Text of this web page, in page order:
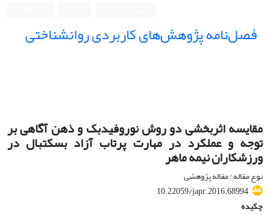
فصل‌نامه پژوهش‌های کاربردی روانشناختی
مقایسه اثربخشی دو روش نوروفیدبک و ذهن آگاهی بر
توجه و عملکرد در مهارت پرتاب آزاد بسکتبال در
ورزشکاران نیمه ماهر
نوع مقاله : مقاله پژوهشی
10.22059/japr.2016.68994
چکیده